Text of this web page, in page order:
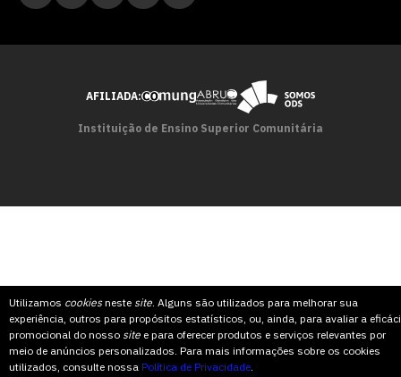
Utilizamos cookiesneste site. Alguns são utilizados para melhorar sua
experiência, outros para propósitos estatísticos, ou, ainda, para avaliar a
promocional do nosso site e para oferecer produtos e serviços relevantes por
meio de anúncios personalizados. Para mais informações sobre os cookies
utilizados, consulte nossa Política de Privacidade.
AFILIADA:
Instituição de Ensino Superior Comunitária